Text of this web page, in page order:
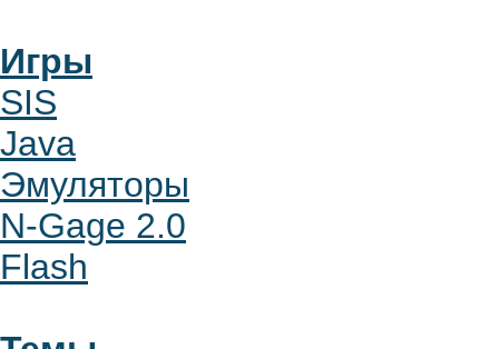
Игры
SIS
Java
Эмуляторы
N-Gage 2.0
Flash